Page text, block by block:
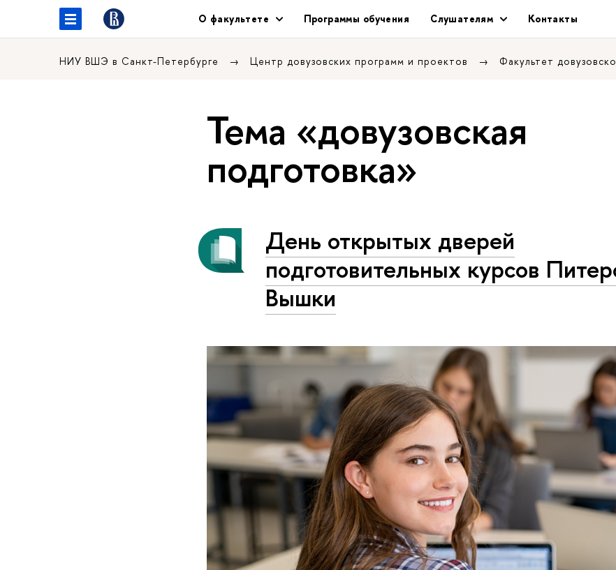
О факультете Программы обучения Слушателям Контакты
НИУ ВШЭ в Санкт-Петербурге Центр довузовских программ и проектов Факультет
Тема «довузовская
подготовка»
День открытых дверей
подготовительных курсов
Вышки